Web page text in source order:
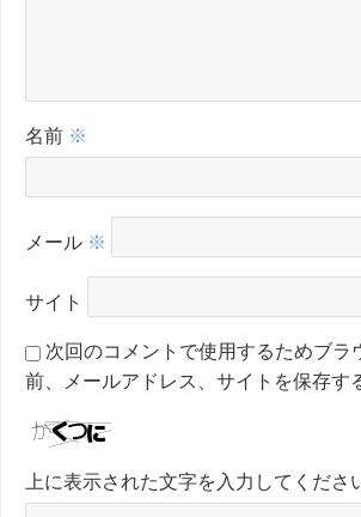
名前 ※
メール ※
サイト
次回のコメントで使用するためブラ
前、メールアドレス、サイトを保存す
上に表示された文字を入力してくださ